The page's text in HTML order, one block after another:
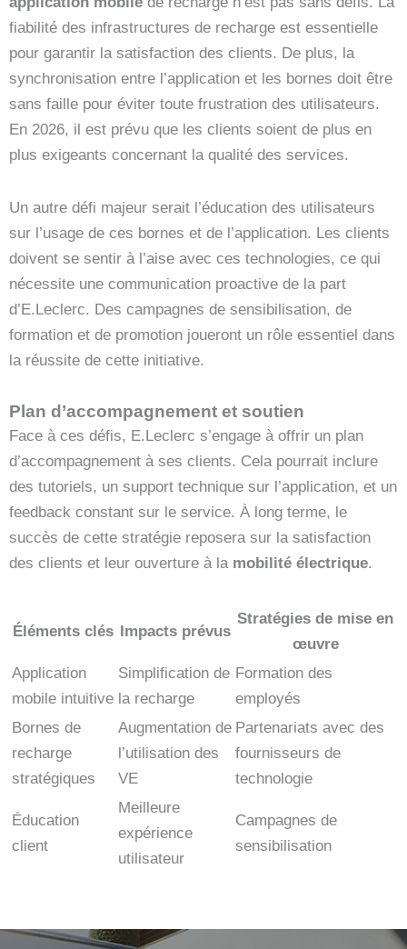
fiabilité des infrastructures de recharge est essentielle
pour garantir la satisfaction des clients. De plus, la
synchronisation entre l’application et les bornes doit être
sans faille pour éviter toute frustration des utilisateurs.
En 2026, il est prévu que les clients soient de plus en
plus exigeants concernant la qualité des services.
Un autre défi majeur serait l’éducation des utilisateurs
sur l’usage de ces bornes et de l’application. Les clients
doivent se sentir à l’aise avec ces technologies, ce qui
nécessite une communication proactive de la part
d’E.Leclerc. Des campagnes de sensibilisation, de
formation et de promotion joueront un rôle essentiel dans
la réussite de cette initiative.
Plan d’accompagnement et soutien
Face à ces défis, E.Leclerc s’engage à offrir un plan
d’accompagnement à ses clients. Cela pourrait inclure
des tutoriels, un support technique sur l’application, et un
feedback constant sur le service. À long terme, le
succès de cette stratégie reposera sur la satisfaction
des clients et leur ouverture à la mobilité électrique.
Éléments clés Impacts prévus
Stratégies de mise en
œuvre
Application
mobile intuitive
Simplification de
la recharge
Formation des
employés
Bornes de
recharge
stratégiques
Augmentation de
l’utilisation des
VE
Partenariats avec des
fournisseurs de
technologie
Éducation
client
Meilleure
expérience
utilisateur
Campagnes de
sensibilisation